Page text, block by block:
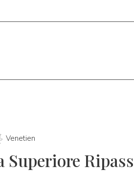
Venetien
Superiore